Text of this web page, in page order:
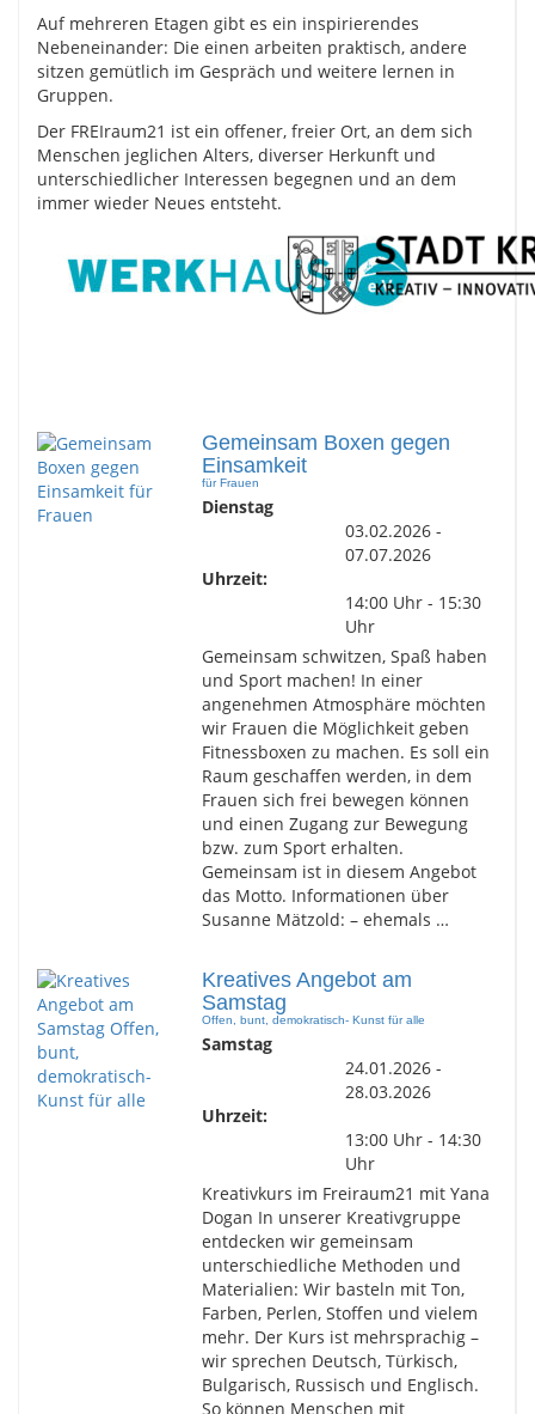
Auf mehreren Etagen gibt es ein inspirierendes
Nebeneinander: Die einen arbeiten praktisch, andere
sitzen gemütlich im Gespräch und weitere lernen in
Gruppen.
Der FREIraum21 ist ein offener, freier Ort, an dem sich
Menschen jeglichen Alters, diverser Herkunft und
unterschiedlicher Interessen begegnen und an dem
immer wieder Neues entsteht.
Gemeinsam Boxen gegen
Einsamkeit
für Frauen
Dienstag
03.02.2026 -
07.07.2026
Uhrzeit:
14:00 Uhr - 15:30
Uhr
Gemeinsam schwitzen, Spaß haben
und Sport machen! In einer
angenehmen Atmosphäre möchten
wir Frauen die Möglichkeit geben
Fitnessboxen zu machen. Es soll ein
Raum geschaffen werden, in dem
Frauen sich frei bewegen können
und einen Zugang zur Bewegung
bzw. zum Sport erhalten.
Gemeinsam ist in diesem Angebot
das Motto. Informationen über
Susanne Mätzold: – ehemals …
Kreatives Angebot am
Samstag
Offen, bunt, demokratisch- Kunst für alle
Samstag
24.01.2026 -
28.03.2026
Uhrzeit:
13:00 Uhr - 14:30
Uhr
Kreativkurs im Freiraum21 mit Yana
Dogan In unserer Kreativgruppe
entdecken wir gemeinsam
unterschiedliche Methoden und
Materialien: Wir basteln mit Ton,
Farben, Perlen, Stoffen und vielem
mehr. Der Kurs ist mehrsprachig –
wir sprechen Deutsch, Türkisch,
Bulgarisch, Russisch und Englisch.
So können Menschen mit